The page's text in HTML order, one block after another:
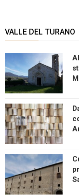
VALLE DEL TURANO